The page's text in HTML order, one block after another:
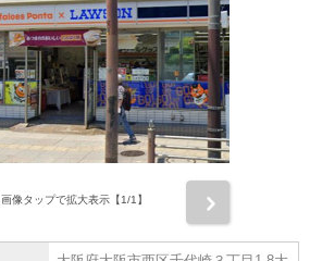
画像タップで拡大表示【1/1】